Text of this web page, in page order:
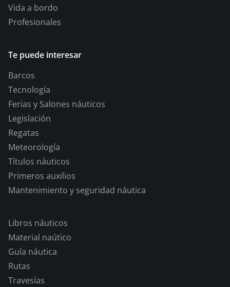
Vida a bordo
Profesionales
Te puede interesar
Barcos
Tecnología
Ferias y Salones náuticos
Legislación
Regatas
Meteorología
Títulos náuticos
Primeros auxilios
Mantenimiento y seguridad náutica
Libros náuticos
Material naútico
Guía náutica
Rutas
Travesías